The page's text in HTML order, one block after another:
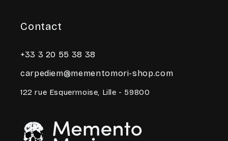
Contact
+33 3 20 55 38 38
carpediem@mementomori-shop.com
122 rue Esquermoise, Lille - 59800